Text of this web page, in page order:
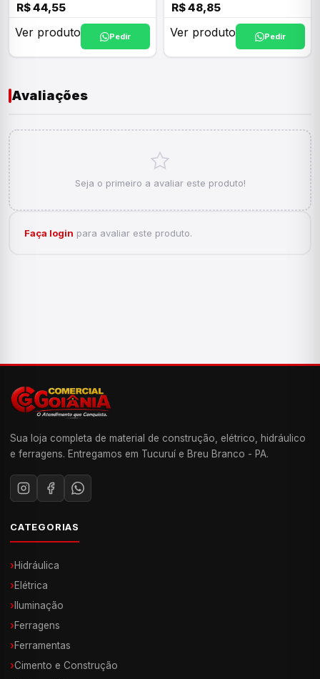
R$ 44,55
Ver produto Pedir
R$ 48,85
Ver produto Pedir
Avaliações
Seja o primeiro a avaliar este produto!
Faça login para avaliar este produto.
Sua loja completa de material de construção, elétrico, hidráulico
e ferragens. Entregamos em Tucuruí e Breu Branco - PA.
CATEGORIAS
›Hidráulica
›Elétrica
› Iluminação
›Ferragens
›Ferramentas
›Cimento e Construção